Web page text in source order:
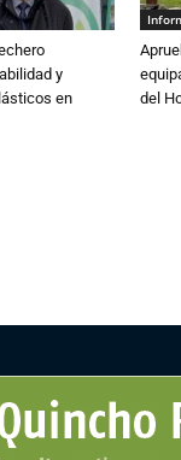
y
en
del